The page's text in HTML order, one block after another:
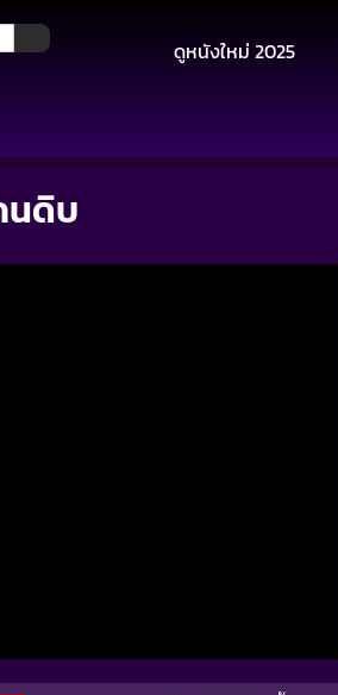
ดูหนังใหม่ 2025
นดิบ